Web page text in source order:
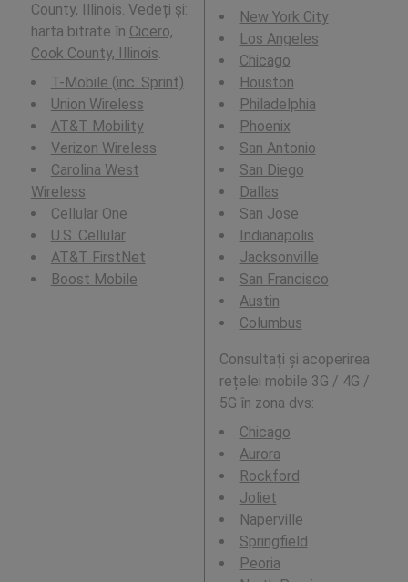
County, Illinois. Vedeți și:
harta bitrate în Cicero,
Cook County, Illinois.
T-Mobile (inc. Sprint)
Union Wireless
AT&T Mobility
Verizon Wireless
Carolina West
Wireless
Cellular One
U.S. Cellular
AT&T FirstNet
Boost Mobile
New York City
Los Angeles
Chicago
Houston
Philadelphia
Phoenix
San Antonio
San Diego
Dallas
San Jose
Indianapolis
Jacksonville
San Francisco
Austin
Columbus
Consultați și acoperirea
rețelei mobile 3G / 4G /
5G în zona dvs:
Chicago
Aurora
Rockford
Joliet
Naperville
Springfield
Peoria